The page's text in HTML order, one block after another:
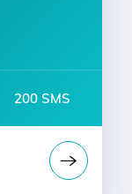
200 SMS